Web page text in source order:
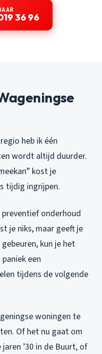
36 96
heb ik één
wordt altijd duurder.
kost je
tijdig ingrijpen.
onderhoud
je niks, maar geeft je
kun je het
een
tijdens de volgende
woningen te
Of het nu gaat om
’30 in de Buurt, of